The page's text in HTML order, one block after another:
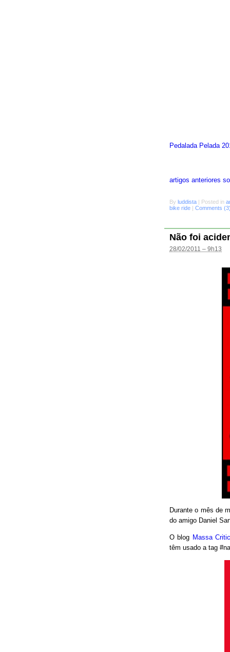
Pedalada Pelada
artigos anteriores
By luddista | Posted in
bike ride | Comments
Não foi
28/02/2011 – 9h13
Durante o mês de
do amigo Daniel
O blog Massa
têm usado a tag